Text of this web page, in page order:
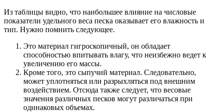
Из таблицы видно, что наибольшее влияние на числовые
показатели удельного веса песка оказывает его влажность и
тип. Нужно помнить следующее.
Это материал гигроскопичный, он обладает
способностью впитывать влагу, что неизбежно ведет к
увеличению его массы.
Кроме того, это сыпучий материал. Следовательно,
может уплотняться или разрыхляться под внешним
воздействием. Отсюда также следует, что весовые
значения различных песков могут различаться при
одинаковых объемах.